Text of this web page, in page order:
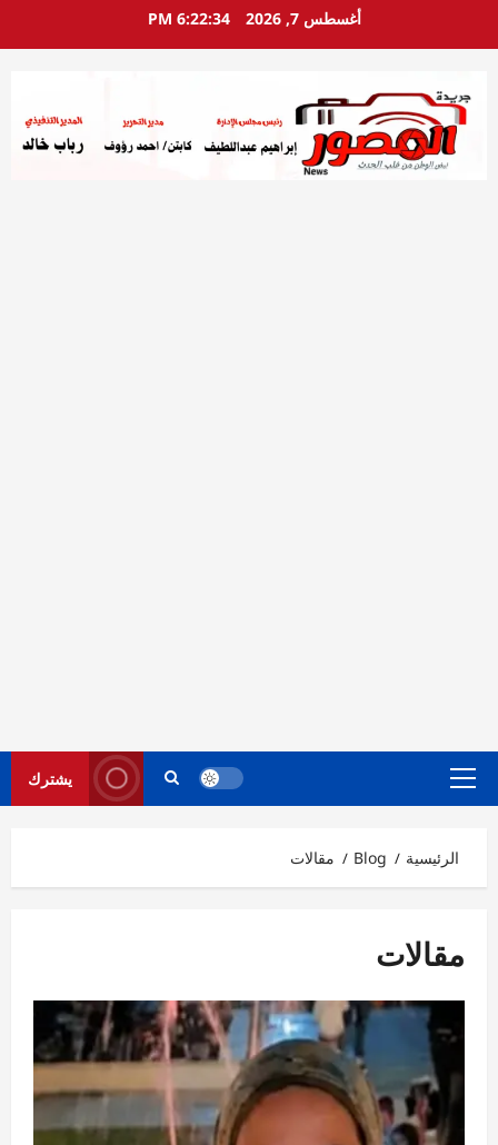
أغسطس 7, 2026 6:22:36 PM
القائمة
يشترك
الرئيسية Blog مقالات
مقالات